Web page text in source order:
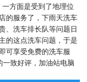
方面是受到了地理位
的服务了，下雨天洗车
、洗车排长队等问题日
的这点洗车问题，于是
可享受免费的洗车服
致好评，加油站电脑